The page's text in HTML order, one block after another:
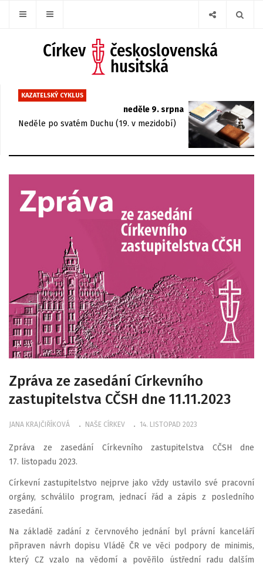
KAZATELSKÝ CYKLUS
neděle 9. srpna
Neděle po svatém Duchu (19. v mezidobí)
Zpráva ze zasedání Církevního
zastupitelstva CČSH dne 11.11.2023
JANA KRAJČIŘÍKOVÁ NAŠE CÍRKEV 14. LISTOPAD 2023
Zpráva ze zasedání Církevního zastupitelstva CČSH dne
17. listopadu 2023.
Církevní zastupitelstvo nejprve jako vždy ustavilo své pracovní
orgány, schválilo program, jednací řád a zápis z posledního
zasedání.
Na základě zadání z červnového jednání byl právní kanceláří
připraven návrh dopisu Vládě ČR ve věci podpory de minimis,
který CZ vzalo na vědomí a pověřilo ústřední radu dalším